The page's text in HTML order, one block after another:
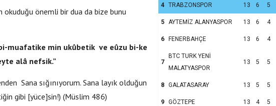
önemli bir dua da bize bunu
muafatike min ukûbetik ve eûzu bi-ke
alâ nefsik.”
Sana sığınıyorum. Sana layık olduğun
gibi [yüce]sin!) (Müslim 486)
4 TRABZONSPOR 13 6 5
5 AYTEMİZ ALANYASPOR 13 6 4
6 FENERBAHÇE 13 6 4
7
BTC TURK YENİ
MALATYASPOR
13 5 5
8 GALATASARAY 13 5 5
9 GÖZTEPE 13 4 5